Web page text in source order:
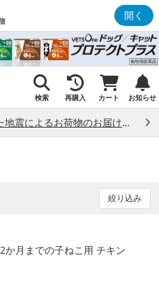
開く
検索 再購入 カート お知らせ
熊本県熊本地方で発生した地震によるお荷物のお届け状況について （7/28）
絞り込み
か月までの子ねこ用 チキン